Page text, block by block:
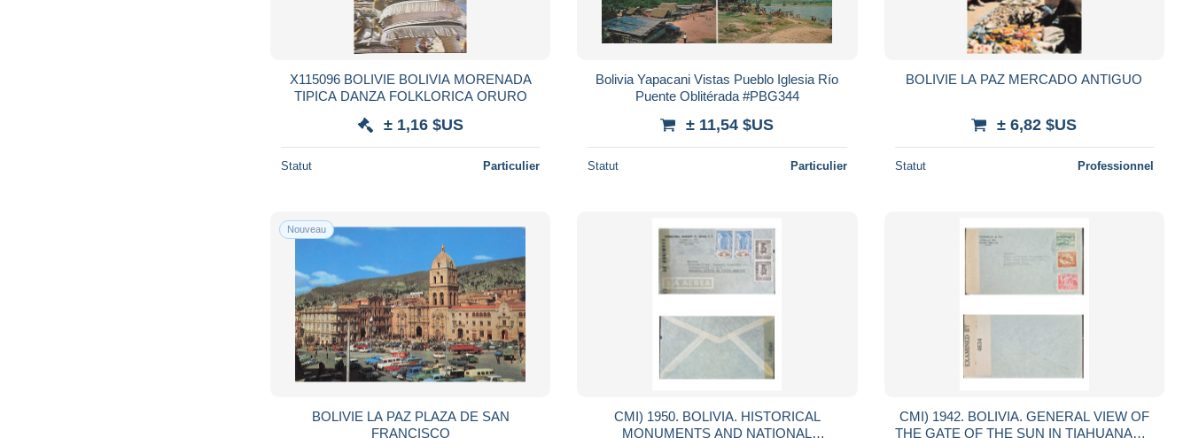
X115096 BOLIVIE BOLIVIA MORENADA
TIPICA DANZA FOLKLORICA ORURO
± 1,16 $US
Statut Particulier
Bolivia Yapacani Vistas Pueblo Iglesia Río
Puente Oblitérada #PBG344
± 11,54 $US
Statut Particulier
BOLIVIE LA PAZ MERCADO ANTIGUO
± 6,82 $US
Statut Professionnel
Nouveau
BOLIVIE LA PAZ PLAZA DE SAN
FRANCISCO
CMI) 1950. BOLIVIA. HISTORICAL
MONUMENTS AND NATIONAL
CMI) 1942. BOLIVIA. GENERAL VIEW OF
THE GATE OF THE SUN IN TIAHUANACO